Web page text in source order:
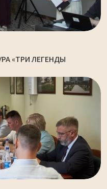
«ТРИ ЛЕГЕНДЫ